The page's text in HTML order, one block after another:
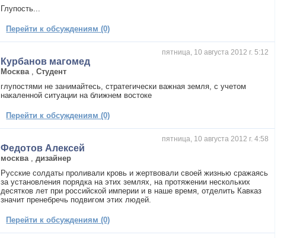
Глупость...
Перейти к обсуждениям (0)
пятница, 10 августа 2012 г. 5:12
Курбанов магомед
Москва ,Студент
глупостями не занимайтесь, стратегически важная земля, с учетом
накаленной ситуации на ближнем востоке
Перейти к обсуждениям (0)
пятница, 10 августа 2012 г. 4:58
Федотов Алексей
москва ,дизайнер
Русские солдаты проливали кровь и жертвовали своей жизнью сражаясь
за установления порядка на этих землях, на протяжении нескольких
десятков лет при российской империи и в наше время, отделить Кавказ
значит пренебречь подвигом этих людей.
Перейти к обсуждениям (0)